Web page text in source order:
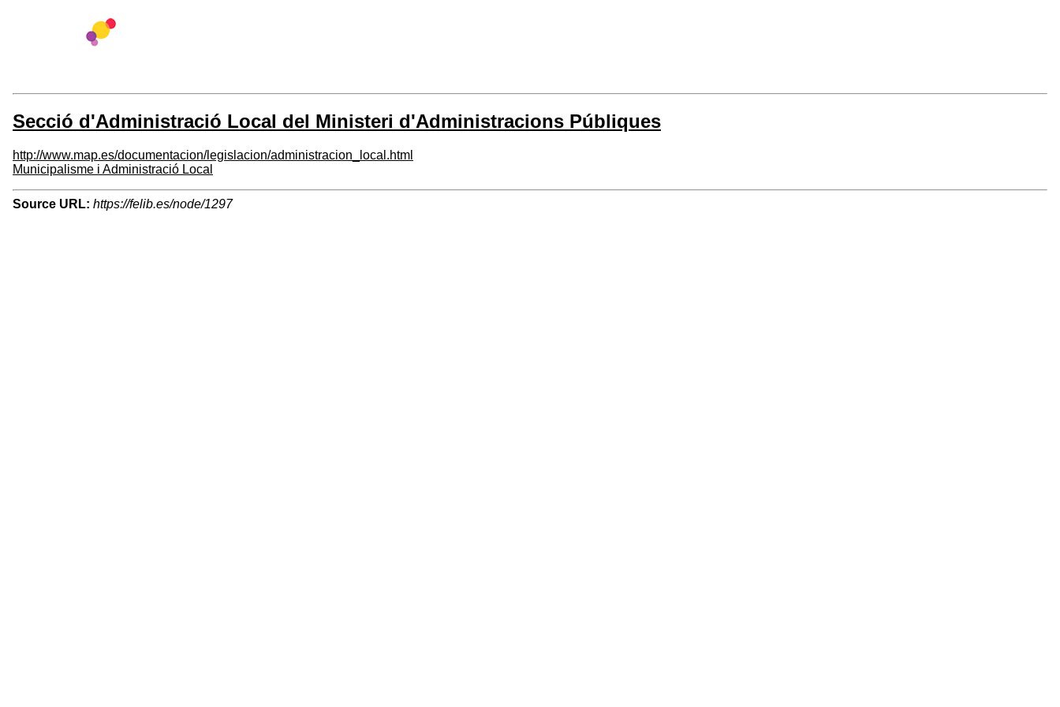
Secció d'Administració Local del Ministeri d'Administracions Públiques
http://www.map.es/documentacion/legislacion/administracion_local.html
Municipalisme i Administració Local
Source URL: https://felib.es/node/1297